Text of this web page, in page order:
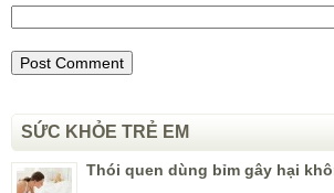
SỨC KHỎE TRẺ EM
Thói quen dùng bỉm gây hại